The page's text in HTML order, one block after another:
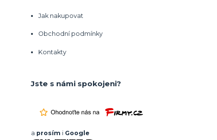
Jak nakupovat
Obchodní podmínky
Kontakty
Jste s námi spokojeni?
a prosím i Google